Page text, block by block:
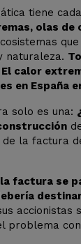
tiene
olas
naturaleza.
El calor
en España
solo es una:
la factura
factura se
accionistas
problema